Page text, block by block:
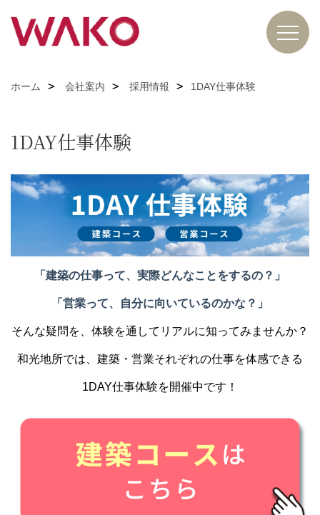
ホーム 会社案内 採用情報 1DAY仕事体験
1DAY仕事体験
「建築の仕事って、実際どんなことをするの？」
「営業って、自分に向いているのかな？」
そんな疑問を、体験を通してリアルに知ってみませんか？
和光地所では、建築・営業それぞれの仕事を体感できる
1DAY仕事体験を開催中です！